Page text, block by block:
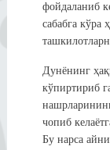
фойдаланиб
сабабга кўра
Дунёнинг
кўпиртириб
чопиб
Бу нарса